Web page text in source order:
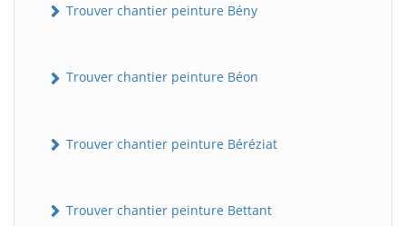
Trouver chantier peinture Bény
Trouver chantier peinture Béon
Trouver chantier peinture Béréziat
Trouver chantier peinture Bettant